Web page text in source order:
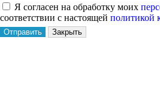
Я согласен на обработку моих
соответствии с настоящей политикой
Отправить Закрыть